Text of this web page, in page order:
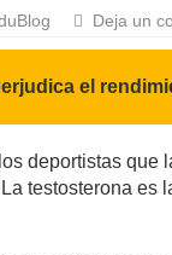
Deja un
el
deportistas que
testosterona es